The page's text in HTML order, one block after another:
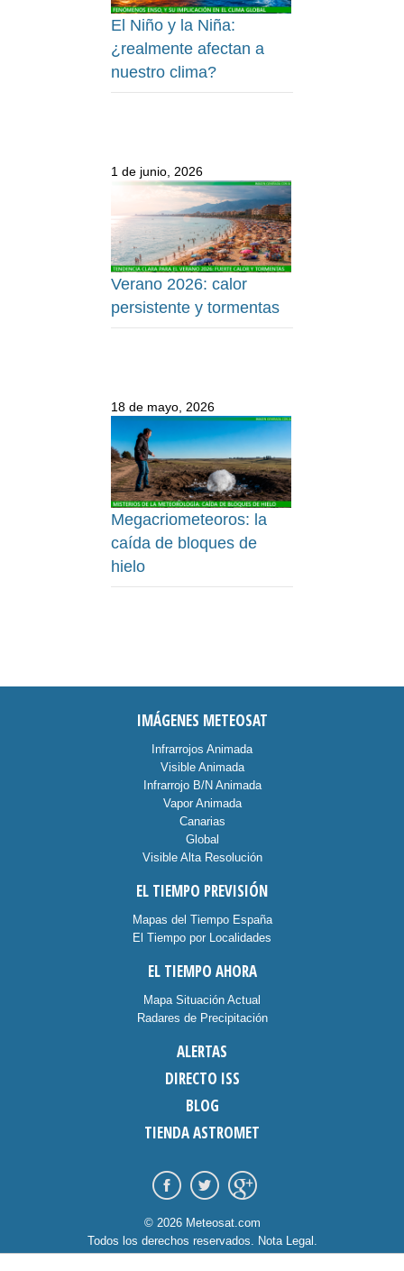
El Niño y la Niña:
¿realmente afectan a
nuestro clima?
1 de junio, 2026
Verano 2026: calor
persistente y tormentas
18 de mayo, 2026
Megacriometeoros: la
caída de bloques de
hielo
IMÁGENES METEOSAT
Infrarrojos Animada
Visible Animada
Infrarrojo B/N Animada
Vapor Animada
Canarias
Global
Visible Alta Resolución
EL TIEMPO PREVISIÓN
Mapas del Tiempo España
El Tiempo por Localidades
EL TIEMPO AHORA
Mapa Situación Actual
Radares de Precipitación
ALERTAS
DIRECTO ISS
BLOG
TIENDA ASTROMET
© 2026 Meteosat.com
Todos los derechos reservados. Nota Legal .